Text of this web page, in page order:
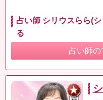
占い師 シリウスらら(
る
占い師